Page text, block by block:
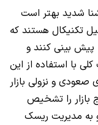
شدید بهتر است
تکنیکال هستند که
پیش بینی کنند و
با استفاده از این
صعودی و نزولی بازار
بازار را تشخیص
به مدیریت ریسک